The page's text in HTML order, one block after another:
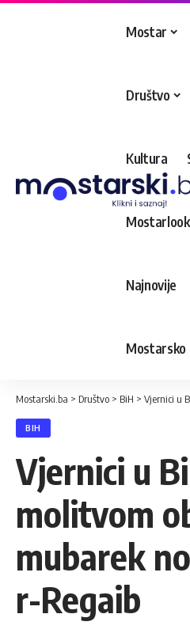
Mostar
Društvo
Kultura
Mostarlook
Najnovije
Mostarsko
Mostarski.ba > Društvo > BiH > Vjernici u BiH
BIH
Vjernici u
molitvom
mubarek
r-Regaib